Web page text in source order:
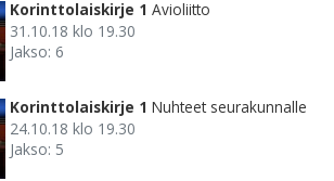
Korinttolaiskirje 1 Avioliitto
31.10.18 klo 19.30
Jakso: 6
Korinttolaiskirje 1 Nuhteet seurakunnalle
24.10.18 klo 19.30
Jakso: 5